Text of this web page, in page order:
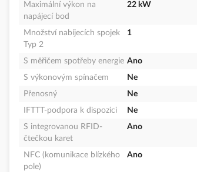
Maximální výkon na
napájecí bod
22 kW
Množství nabíjecích spojek
Typ 2
1
S měřičem spotřeby energie Ano
S výkonovým spínačem
Ne
Přenosný
Ne
IFTTT-podpora k dispozici
Ne
S integrovanou RFID-
čtečkou karet
Ano
NFC (komunikace blízkého
pole)
Ano